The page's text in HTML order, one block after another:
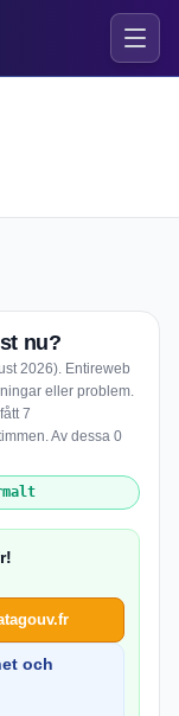
nu?
2026). Entireweb
eller problem.
7
Av dessa 0
och